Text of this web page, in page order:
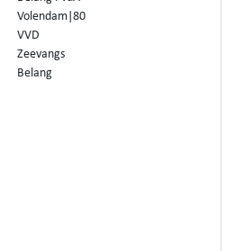
Volendam|80
VVD
Zeevangs
Belang